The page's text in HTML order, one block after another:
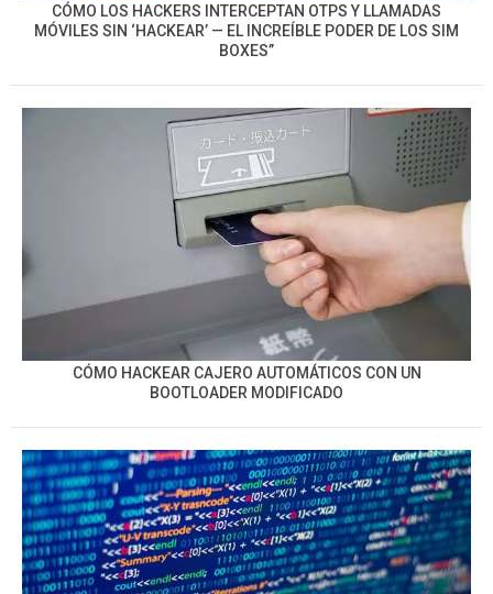
CÓMO LOS HACKERS INTERCEPTAN OTPS Y LLAMADAS
MÓVILES SIN ‘HACKEAR’ — EL INCREÍBLE PODER DE LOS SIM
BOXES”
CÓMO HACKEAR CAJERO AUTOMÁTICOS CON UN
BOOTLOADER MODIFICADO